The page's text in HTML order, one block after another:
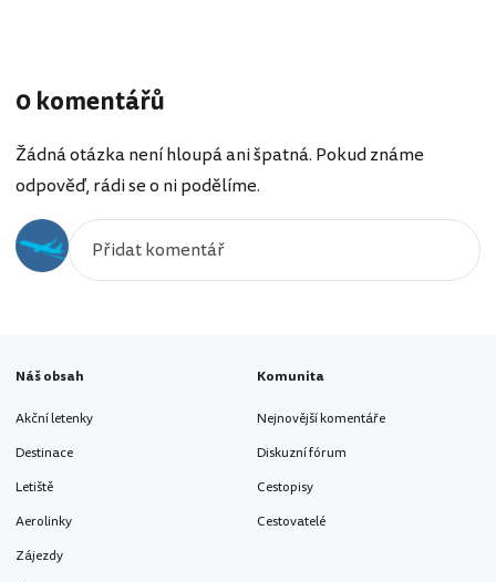
0 komentářů
Žádná otázka není hloupá ani špatná. Pokud známe
odpověď, rádi se o ni podělíme.
Náš obsah
Akční letenky
Destinace
Letiště
Aerolinky
Zájezdy
Komunita
Nejnovější komentáře
Diskuzní fórum
Cestopisy
Cestovatelé